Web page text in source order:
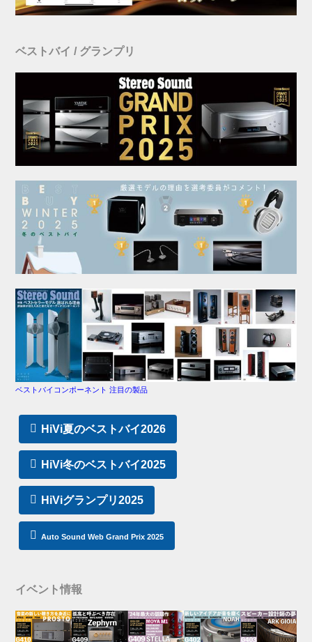
ベストバイ / グランプリ
ベストバイコンポーネント 注目の製品
HiVi夏のベストバイ2026
HiVi冬のベストバイ2025
HiViグランプリ2025
Auto Sound Web Grand Prix 2025
イベント情報